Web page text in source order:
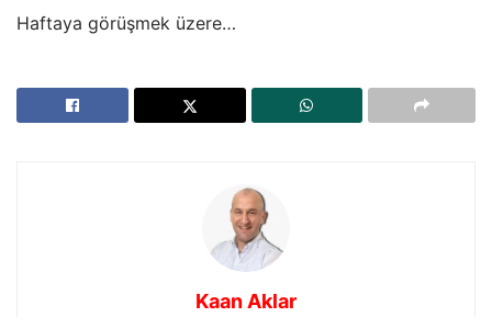
Haftaya görüşmek üzere…
Kaan Aklar